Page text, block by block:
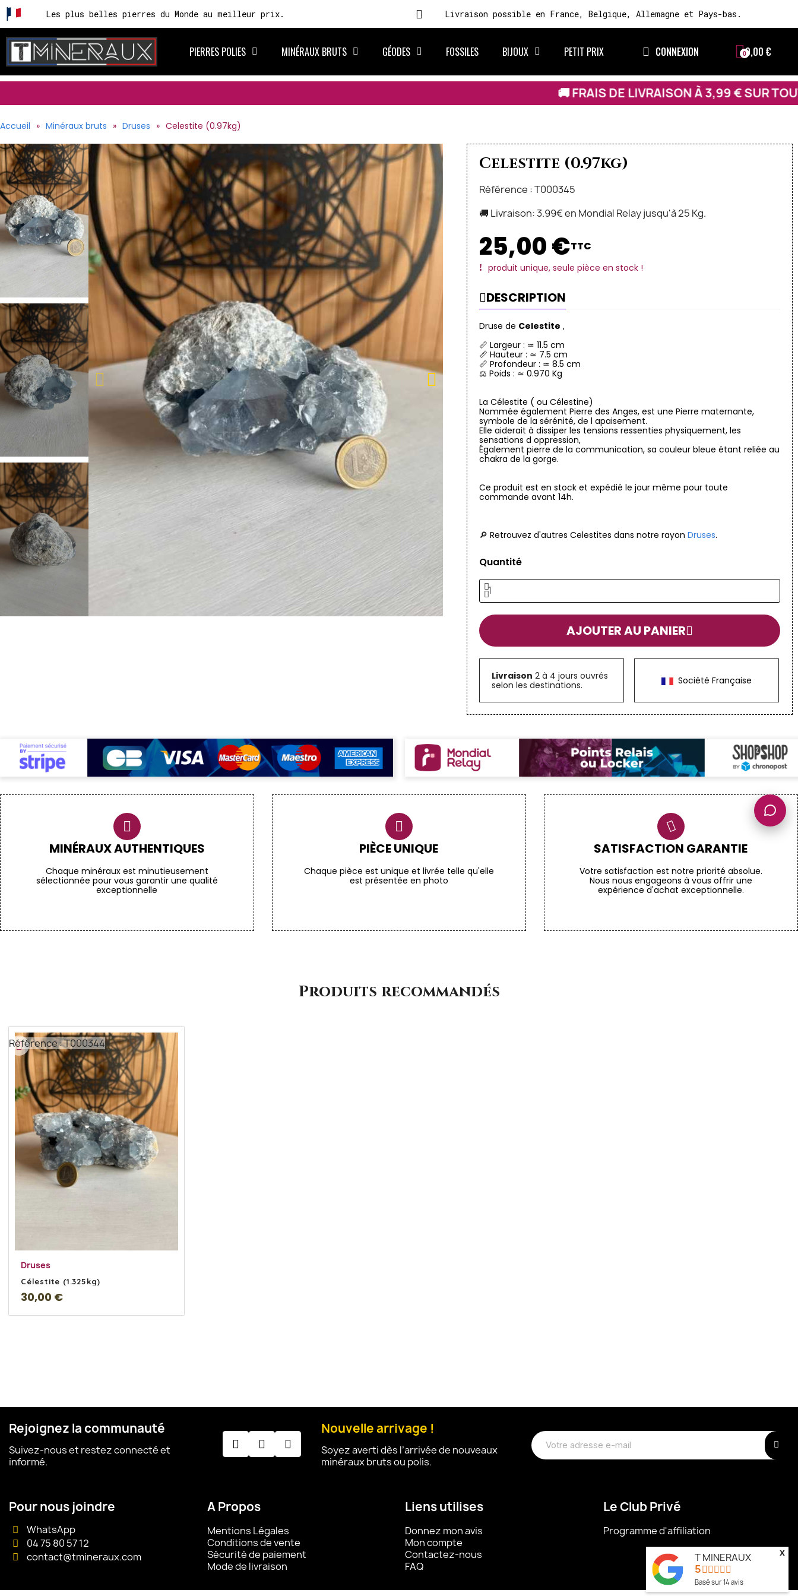
Les plus belles pierres du Monde au meilleur prix. Livraison possible en France, Belgique, Allemagne et Pays-bas.
PIERRES POLIES MINÉRAUX BRUTS GÉODES FOSSILES BIJOUX PETIT PRIX CONNEXION 0,00 €
🚚 FRAIS DE LIVRAISON À 3,99 € SUR TOUT LE SITE • 🚚
Accueil Minéraux bruts Druses Celestite (0.97kg)
Celestite (0.97kg)
Référence : T000345
🚚 Livraison: 3.99€ en Mondial Relay jusqu'à 25 Kg.
25,00 €TTC
produit unique, seule pièce en stock !
DESCRIPTION
Druse de Celestite ,
📏 Largeur : ≃ 11.5 cm
📏 Hauteur : ≃ 7.5 cm
📏 Profondeur : ≃ 8.5 cm
⚖️ Poids : ≃ 0.970 Kg
La Célestite ( ou Célestine)
Nommée également Pierre des Anges, est une Pierre maternante,
symbole de la sérénité, de l apaisement.
Elle aiderait à dissiper les tensions ressenties physiquement, les
sensations d oppression,
Également pierre de la communication, sa couleur bleue étant reliée au
chakra de la gorge.
Ce produit est en stock et expédié le jour même pour toute
commande avant 14h.
🔎 Retrouvez d'autres Celestites dans notre rayonDruses.
Quantité
AJOUTER AU PANIER
Livraison 2 à 4 jours ouvrés
selon les destinations.
Société Française
MINÉRAUX AUTHENTIQUES
Chaque minéraux est minutieusement
sélectionnée pour vous garantir une qualité
exceptionnelle
PIÈCE UNIQUE
Chaque pièce est unique et livrée telle qu'elle
est présentée en photo
SATISFACTION GARANTIE
Votre satisfaction est notre priorité absolue.
Nous nous engageons à vous offrir une
expérience d'achat exceptionnelle.
Produits recommandés
Druses
Célestite (1.325kg)
30,00 €
Référence : T000344
Rejoignez la communauté
Suivez-nous et restez connecté et
informé.
Nouvelle arrivage !
Soyez averti dès l’arrivée de nouveaux
minéraux bruts ou polis.
Pour nous joindre
WhatsApp
04 75 80 57 12
contact@tmineraux.com
A Propos
Mentions Légales
Conditions de vente
Sécurité de paiement
Mode de livraison
Liens utilises
Donnez mon avis
Mon compte
Contactez-nous
FAQ
Le Club Privé
Programme d'affiliation
T MINERAUX
5
Basé sur14avis
x